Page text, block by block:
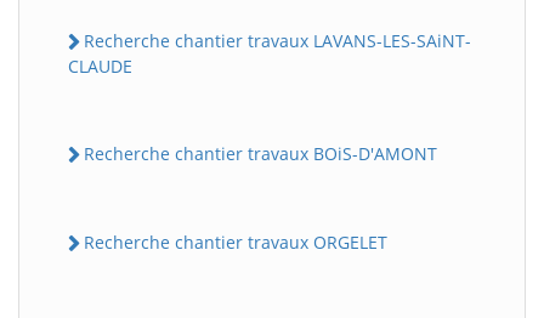
Recherche chantier travaux LAVANS-LES-SAiNT-
CLAUDE
Recherche chantier travaux BOiS-D'AMONT
Recherche chantier travaux ORGELET